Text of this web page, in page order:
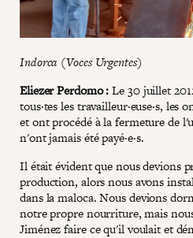
Indorca (Voces Urgentes)
Eliezer Perdomo :Le 30 juillet
tous·tes les travailleur·euse·s, les
et ont procédé à la fermeture de
n'ont jamais été payé·e·s.
Il était évident que nous devions
production, alors nous avons
dans la maloca. Nous devions
notre propre nourriture, mais
Jiménez faire ce qu'il voulait et